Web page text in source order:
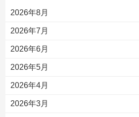
2026年8月
2026年7月
2026年6月
2026年5月
2026年4月
2026年3月